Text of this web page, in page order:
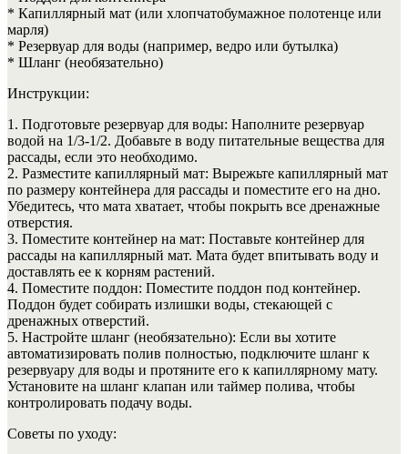
* Капиллярный мат (или хлопчатобумажное полотенце или
марля)
* Резервуар для воды (например, ведро или бутылка)
* Шланг (необязательно)
Инструкции:
1. Подготовьте резервуар для воды: Наполните резервуар
водой на 1/3-1/2. Добавьте в воду питательные вещества для
рассады, если это необходимо.
2. Разместите капиллярный мат: Вырежьте капиллярный мат
по размеру контейнера для рассады и поместите его на дно.
Убедитесь, что мата хватает, чтобы покрыть все дренажные
отверстия.
3. Поместите контейнер на мат: Поставьте контейнер для
рассады на капиллярный мат. Мата будет впитывать воду и
доставлять ее к корням растений.
4. Поместите поддон: Поместите поддон под контейнер.
Поддон будет собирать излишки воды, стекающей с
дренажных отверстий.
5. Настройте шланг (необязательно): Если вы хотите
автоматизировать полив полностью, подключите шланг к
резервуару для воды и протяните его к капиллярному мату.
Установите на шланг клапан или таймер полива, чтобы
контролировать подачу воды.
Советы по уходу: